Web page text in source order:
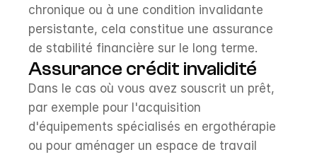
chronique ou à une condition invalidante
persistante, cela constitue une assurance
de stabilité financière sur le long terme.
Assurance crédit invalidité
Dans le cas où vous avez souscrit un prêt,
par exemple pour l'acquisition
d'équipements spécialisés en ergothérapie
ou pour aménager un espace de travail